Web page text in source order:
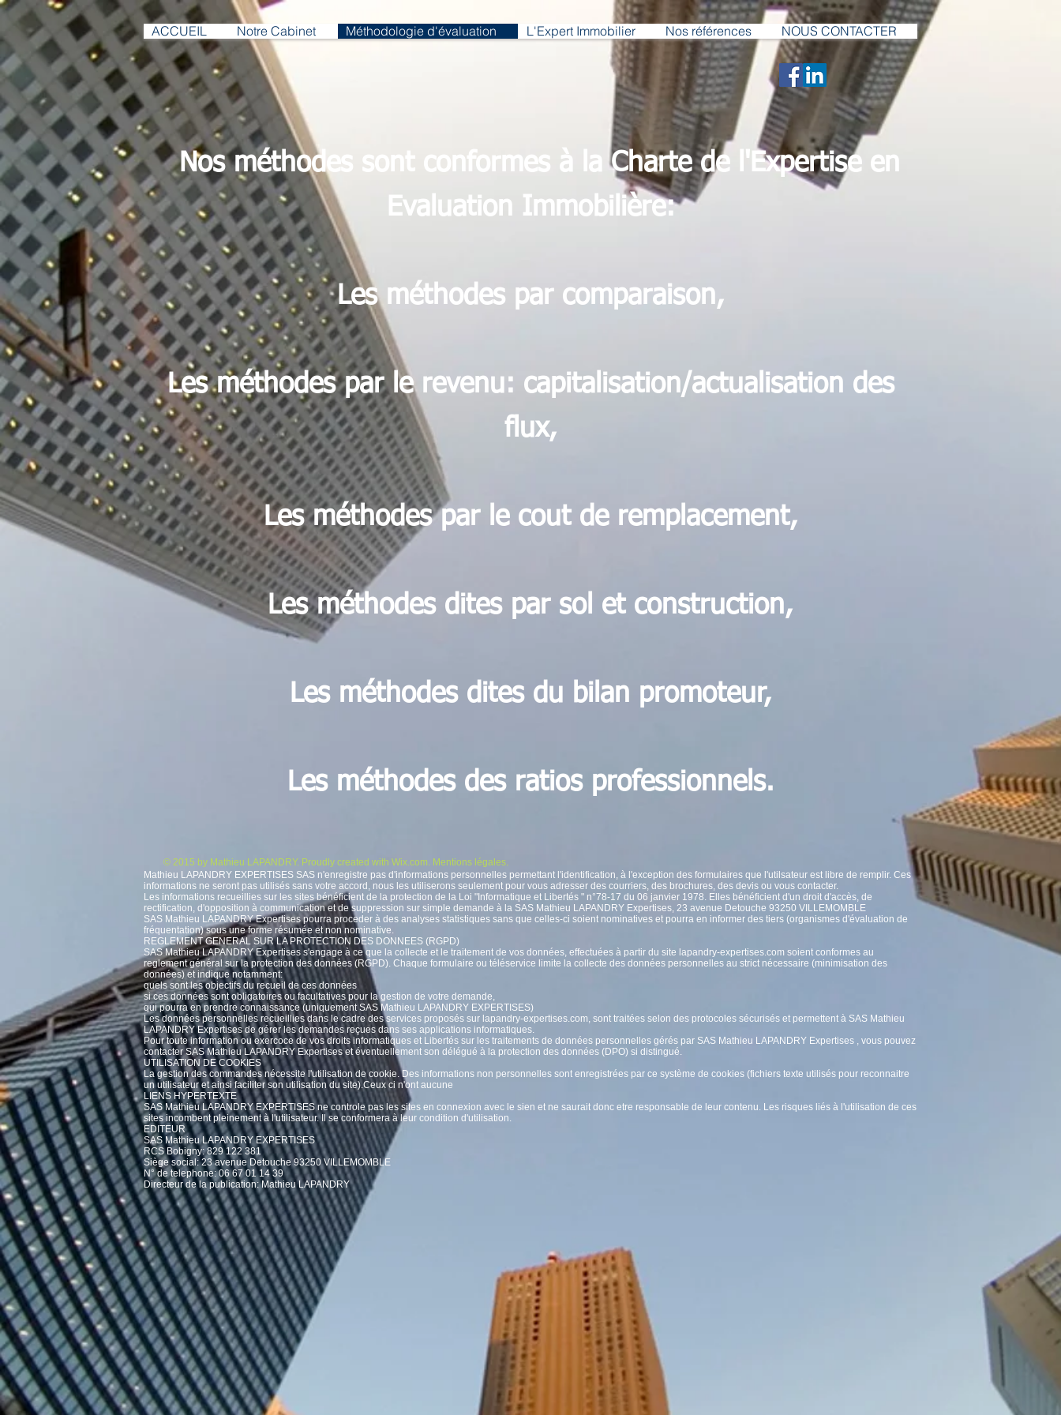
ACCUEIL Notre Cabinet Méthodologie d'évaluation L'Expert Immobilier Nos références NOUS CONTACTER
Nos méthodes sont conformes à la Charte de l'Expertise en
Evaluation Immobilière:
Les méthodes par comparaison,
Les méthodes par le revenu: capitalisation/actualisation des
flux,
Les méthodes par le cout de remplacement,
Les méthodes dites par sol et construction,
Les méthodes dites du bilan promoteur,
Les méthodes des ratios professionnels.
© 2015 by Mathieu LAPANDRY. Proudly created with Wix.com. Mentions légales.
Mathieu LAPANDRY EXPERTISES SAS n'enregistre pas d'informations personnelles permettant l'identification, à l'exception des formulaires que l'utilsateur est libre de remplir. Ces
informations ne seront pas utilisés sans votre accord, nous les utiliserons seulement pour vous adresser des courriers, des brochures, des devis ou vous contacter.
Les informations recueillies sur les sites bénéficient de la protection de la Loi "Informatique et Libertés " n°78-17 du 06 janvier 1978. Elles bénéficient d'un droit d'accès, de
rectification, d'opposition à communication et de suppression sur simple demande à la SAS Mathieu LAPANDRY Expertises, 23 avenue Detouche 93250 VILLEMOMBLE
SAS Mathieu LAPANDRY Expertises pourra proceder à des analyses statistiques sans que celles-ci soient nominatives et pourra en informer des tiers (organismes d'évaluation de
fréquentation) sous une forme résumée et non nominative.
REGLEMENT GENERAL SUR LA PROTECTION DES DONNEES (RGPD)
SAS Mathieu LAPANDRY Expertises s'engage à ce que la collecte et le traitement de vos données, effectuées à partir du site lapandry-expertises.com soient conformes au
reglement général sur la protection des données (RGPD). Chaque formulaire ou téléservice limite la collecte des données personnelles au strict nécessaire (minimisation des
données) et indique notamment:
quels sont les objectifs du recueil de ces données
si ces données sont obligatoires ou facultatives pour la gestion de votre demande,
qui pourra en prendre connaissance (uniquement SAS Mathieu LAPANDRY EXPERTISES)
Les données personnelles recueillies dans le cadre des services proposés sur lapandry-expertises.com, sont traitées selon des protocoles sécurisés et permettent à SAS Mathieu
LAPANDRY Expertises de gérer les demandes reçues dans ses applications informatiques.
Pour toute information ou exercoce de vos droits informatiques et Libertés sur les traitements de données personnelles gérés par SAS Mathieu LAPANDRY Expertises , vous pouvez
contacter SAS Mathieu LAPANDRY Expertises et éventuellement son délégué à la protection des données (DPO) si distingué.
UTILISATION DE COOKIES
La gestion des commandes nécessite l'utilisation de cookie. Des informations non personnelles sont enregistrées par ce système de cookies (fichiers texte utilisés pour reconnaitre
un utilisateur et ainsi faciliter son utilisation du site).Ceux ci n'ont aucune
LIENS HYPERTEXTE
SAS Mathieu LAPANDRY EXPERTISES ne controle pas les sites en connexion avec le sien et ne saurait donc etre responsable de leur contenu. Les risques liés à l'utilisation de ces
sites incombent pleinement à l'utilisateur. Il se conformera à leur condition d'utilisation.
EDITEUR
SAS Mathieu LAPANDRY EXPERTISES
RCS Bobigny: 829 122 381
Siège social: 23 avenue Detouche 93250 VILLEMOMBLE
N° de telephone: 06 67 01 14 39
Directeur de la publication: Mathieu LAPANDRY